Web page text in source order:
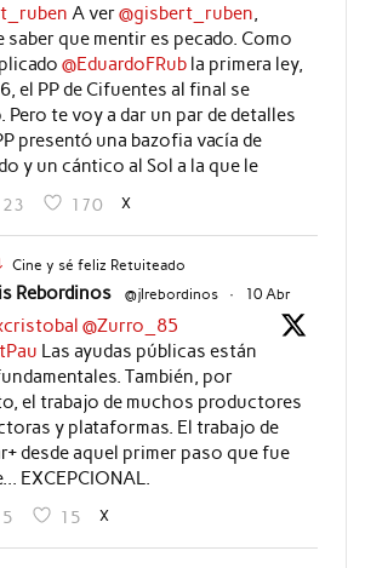
A ver@gisbert_ruben
saber que mentir es pecado. Como
@EduardoFRubla primera ley,
el PP de Cifuentes al final se
Pero te voy a dar un par de detalles
presentó una bazofia vacía de
y un cántico al Sol a la que le
23 170 X
Cine y sé feliz Retuiteado
Rebordinos @jlrebordinos · 10 Abr
@Zurro_85
Las ayudas públicas están
También, por
el trabajo de muchos productores
y plataformas. El trabajo de
desde aquel primer paso que fue
EXCEPCIONAL.
5 15 X